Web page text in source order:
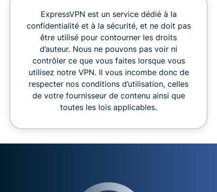
ExpressVPN est un service dédié à la
confidentialité et à la sécurité, et ne doit pas
être utilisé pour contourner les droits
d’auteur. Nous ne pouvons pas voir ni
contrôler ce que vous faites lorsque vous
utilisez notre VPN. Il vous incombe donc de
respecter nos conditions d’utilisation, celles
de votre fournisseur de contenu ainsi que
toutes les lois applicables.